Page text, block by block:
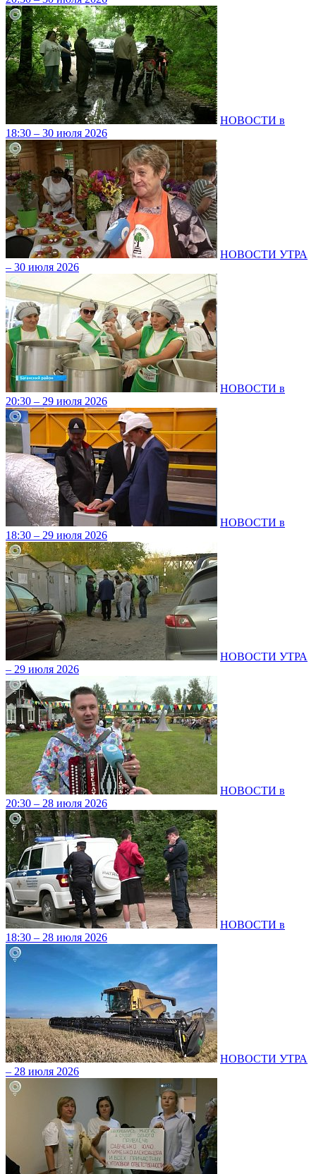
НОВОСТИ в
18:30 – 30 июля 2026
НОВОСТИ УТРА
– 30 июля 2026
НОВОСТИ в
20:30 – 29 июля 2026
НОВОСТИ в
18:30 – 29 июля 2026
НОВОСТИ УТРА
– 29 июля 2026
НОВОСТИ в
20:30 – 28 июля 2026
НОВОСТИ в
18:30 – 28 июля 2026
НОВОСТИ УТРА
– 28 июля 2026